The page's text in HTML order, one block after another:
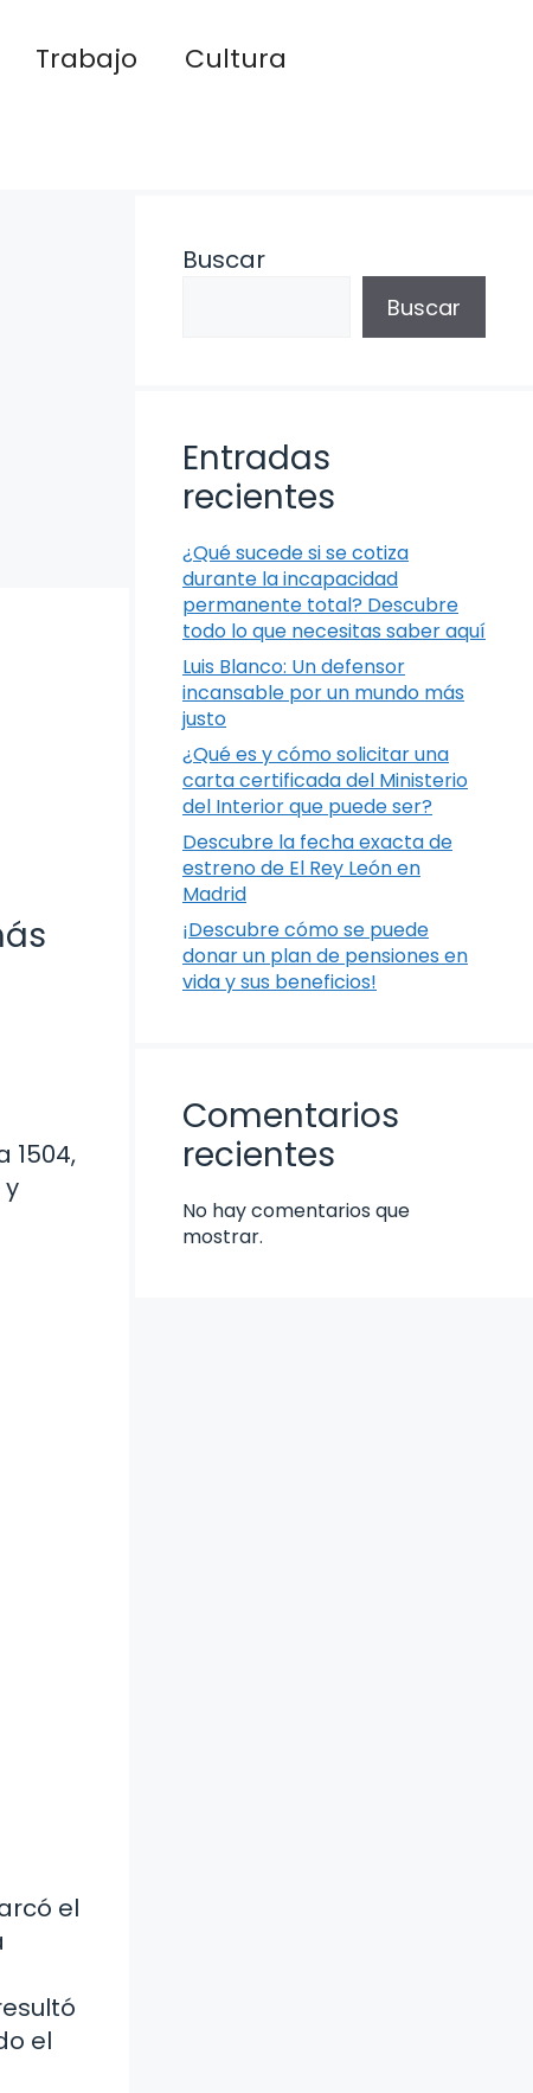
Trabajo
Cultura
1504,
el
el
Buscar
Buscar
Entradas
recientes
¿Qué sucede si se cotiza
durante la incapacidad
permanente total? Descubre
todo lo que necesitas saber aquí
Luis Blanco: Un defensor
incansable por un mundo más
justo
¿Qué es y cómo solicitar una
carta certificada del Ministerio
del Interior que puede ser?
Descubre la fecha exacta de
estreno de El Rey León en
Madrid
¡Descubre cómo se puede
donar un plan de pensiones en
vida y sus beneficios!
Comentarios
recientes
No hay comentarios que
mostrar.